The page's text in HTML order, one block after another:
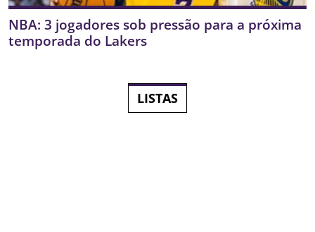
NBA: 3 jogadores sob pressão para a próxima
temporada do Lakers
LISTAS